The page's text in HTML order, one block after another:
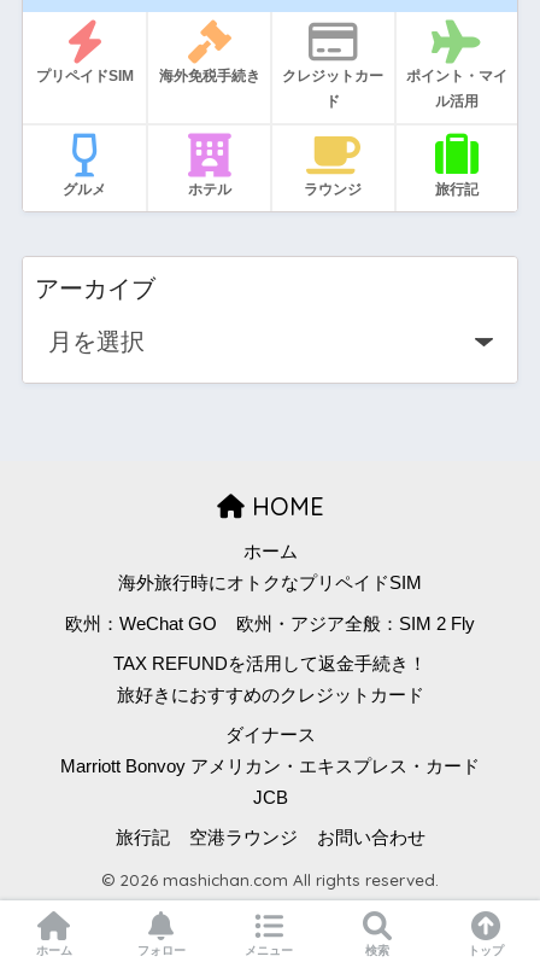
プリペイドSIM 海外免税手続き
クレジットカー
ド
ポイント・マイ
ル活用
グルメ ホテル ラウンジ 旅行記
アーカイブ
HOME
ホーム
海外旅行時にオトクなプリペイドSIM
欧州：WeChat GO 欧州・アジア全般：SIM 2 Fly
TAX REFUNDを活用して返金手続き！
旅好きにおすすめのクレジットカード
ダイナース
Marriott Bonvoy アメリカン・エキスプレス・カード
JCB
旅行記 空港ラウンジ お問い合わせ
© 2026 mashichan.com All rights reserved.
ホーム フォロー メニュー 検索 トップ